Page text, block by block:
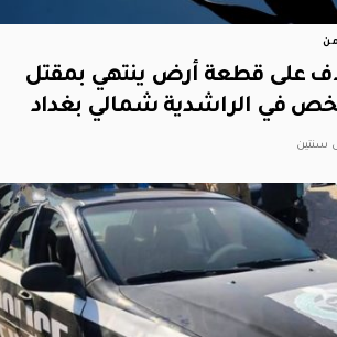
على قطعة أرض ينتهي بمقتل
في الراشدية شمالي بغداد
سنتين